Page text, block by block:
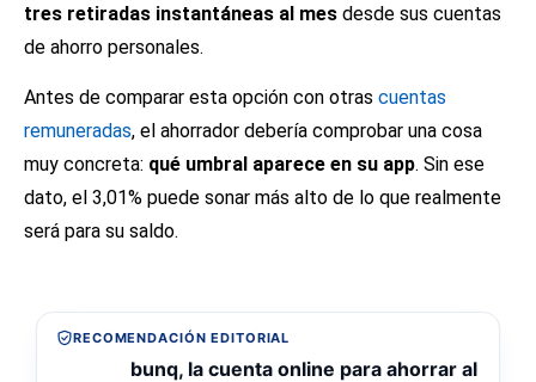
tres retiradas instantáneas al mes desde sus cuentas
de ahorro personales.
Antes de comparar esta opción con otras cuentas
remuneradas, el ahorrador debería comprobar una cosa
muy concreta: qué umbral aparece en su app. Sin ese
dato, el 3,01% puede sonar más alto de lo que realmente
será para su saldo.
RECOMENDACIÓN EDITORIAL
bunq, la cuenta online para ahorrar al